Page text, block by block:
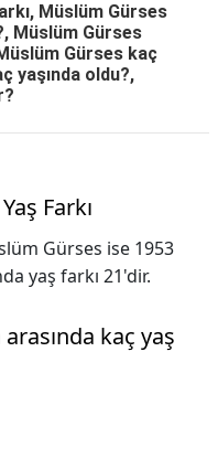
Müslüm Gürses
Müslüm Gürses
Gürses kaç
yaşında oldu?,
Farkı
Gürses ise 1953
yaş farkı 21'dir.
kaç yaş